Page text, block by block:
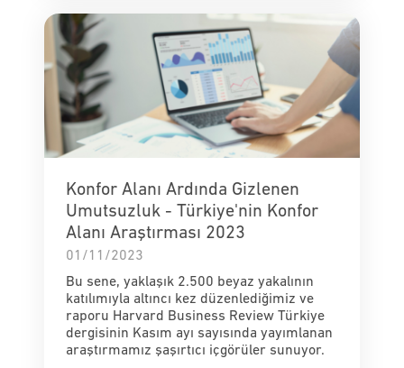
Konfor Alanı Ardında Gizlenen
Umutsuzluk - Türkiye'nin Konfor
Alanı Araştırması 2023
01/11/2023
Bu sene, yaklaşık 2.500 beyaz yakalının
katılımıyla altıncı kez düzenlediğimiz ve
raporu Harvard Business Review Türkiye
dergisinin Kasım ayı sayısında yayımlanan
araştırmamız şaşırtıcı içgörüler sunuyor.